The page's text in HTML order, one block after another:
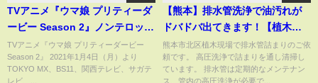
TVアニメ『ウマ娘 プリティーダ
ービー Season 2』ノンテロップ
OP映像
TVアニメ『ウマ娘 プリティーダービー
Season 2』 2021年1月4日（月）より
TOKYO MX、BS11、関西テレビ、サガテ
レビ、...
【熊本】排水管洗浄で油汚れが
ドバドバ出てきます！【植木
町】
熊本市北区植木現場で排水管詰まりのご依
頼です。 高圧洗浄で詰まりを通し清掃し
ています。 排水管は定期的なメンテナン
ス、管内の高圧洗浄が必要で...